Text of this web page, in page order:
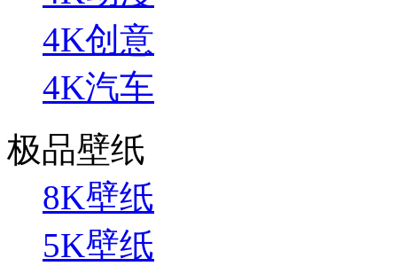
4K创意
4K汽车
极品壁纸
8K壁纸
5K壁纸